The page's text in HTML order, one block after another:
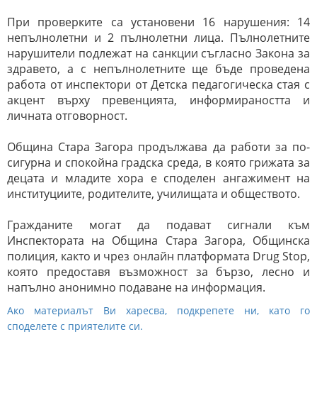
При проверките са установени 16 нарушения: 14
непълнолетни и 2 пълнолетни лица. Пълнолетните
нарушители подлежат на санкции съгласно Закона за
здравето, а с непълнолетните ще бъде проведена
работа от инспектори от Детска педагогическа стая с
акцент върху превенцията, информираността и
личната отговорност.
Община Стара Загора продължава да работи за по-
сигурна и спокойна градска среда, в която грижата за
децата и младите хора е споделен ангажимент на
институциите, родителите, училищата и обществото.
Гражданите могат да подават сигнали към
Инспектората на Община Стара Загора, Общинска
полиция, както и чрез онлайн платформата Drug Stop,
която предоставя възможност за бързо, лесно и
напълно анонимно подаване на информация.
Ако материалът Ви харесва, подкрепете ни, като го
споделете с приятелите си.